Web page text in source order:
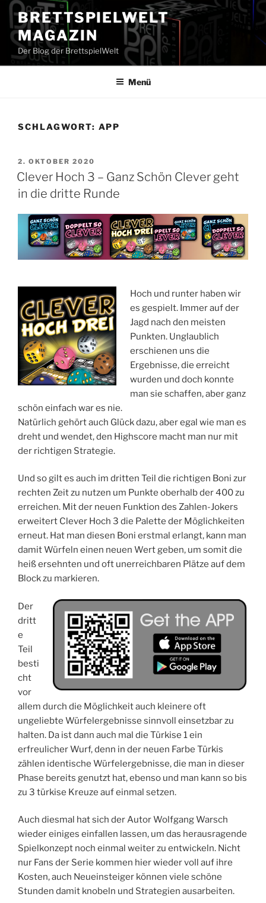
Zum
Inhalt
springen
BRETTSPIELWELT
MAGAZIN
Der Blog der BrettspielWelt
Menü
SCHLAGWORT: APP
VERÖFFENTLICHT
AM
2. OKTOBER 2020
Clever Hoch 3 – Ganz Schön Clever geht
in die dritte Runde
Hoch und runter haben wir
es gespielt. Immer auf der
Jagd nach den meisten
Punkten. Unglaublich
erschienen uns die
Ergebnisse, die erreicht
wurden und doch konnte
man sie schaffen, aber ganz
schön einfach war es nie.
Natürlich gehört auch Glück dazu, aber egal wie man es
dreht und wendet, den Highscore macht man nur mit
der richtigen Strategie.
Und so gilt es auch im dritten Teil die richtigen Boni zur
rechten Zeit zu nutzen um Punkte oberhalb der 400 zu
erreichen. Mit der neuen Funktion des Zahlen-Jokers
erweitert Clever Hoch 3 die Palette der Möglichkeiten
erneut. Hat man diesen Boni erstmal erlangt, kann man
damit Würfeln einen neuen Wert geben, um somit die
heiß ersehnten und oft unerreichbaren Plätze auf dem
Block zu markieren.
Der
dritt
e
Teil
besti
cht
vor
allem durch die Möglichkeit auch kleinere oft
ungeliebte Würfelergebnisse sinnvoll einsetzbar zu
halten. Da ist dann auch mal die Türkise 1 ein
erfreulicher Wurf, denn in der neuen Farbe Türkis
zählen identische Würfelergebnisse, die man in dieser
Phase bereits genutzt hat, ebenso und man kann so bis
zu 3 türkise Kreuze auf einmal setzen.
Auch diesmal hat sich der Autor Wolfgang Warsch
wieder einiges einfallen lassen, um das herausragende
Spielkonzept noch einmal weiter zu entwickeln. Nicht
nur Fans der Serie kommen hier wieder voll auf ihre
Kosten, auch Neueinsteiger können viele schöne
Stunden damit knobeln und Strategien ausarbeiten.